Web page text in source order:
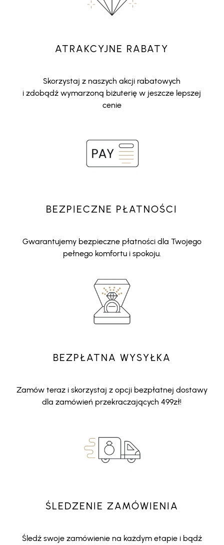
ATRAKCYJNE RABATY
Skorzystaj z naszych akcji rabatowych
i zdobądź wymarzoną biżuterię w jeszcze lepszej
cenie
BEZPIECZNE PŁATNOŚCI
Gwarantujemy bezpieczne płatności dla Twojego
pełnego komfortu i spokoju.
BEZPŁATNA WYSYŁKA
Zamów teraz i skorzystaj z opcji bezpłatnej dostawy
dla zamówień przekraczających 499zł!
ŚLEDZENIE ZAMÓWIENIA
Śledź swoje zamówienie na każdym etapie i bądź